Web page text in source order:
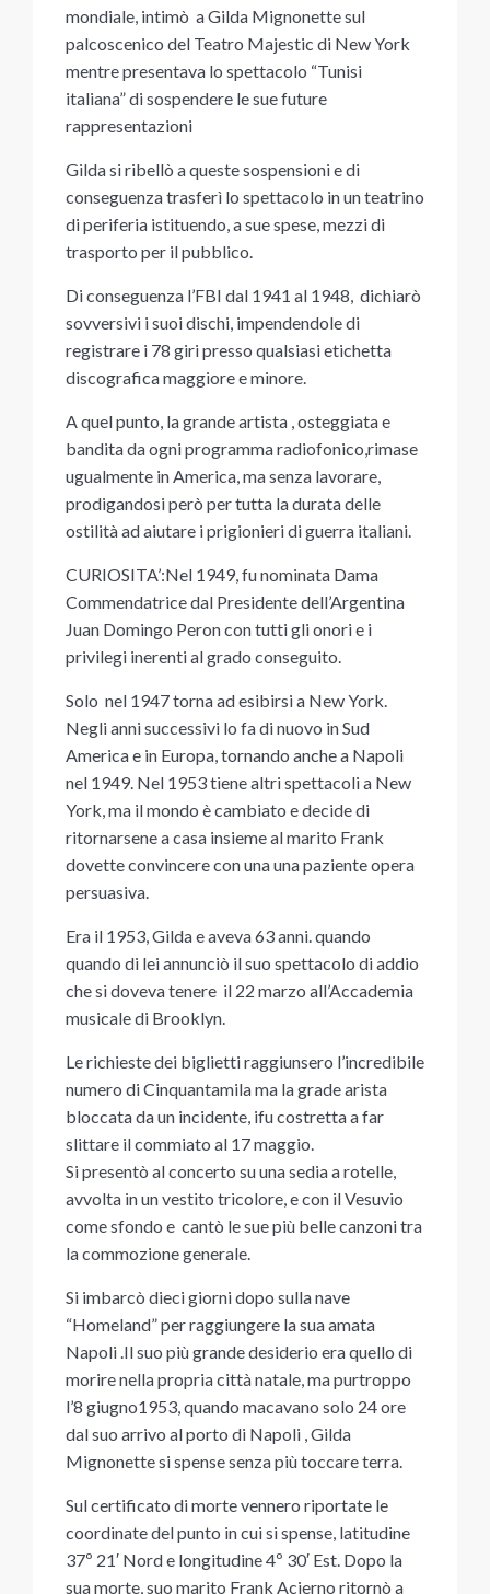
mondiale, intimò a Gilda Mignonette sul
palcoscenico del Teatro Majestic di New York
mentre presentava lo spettacolo “Tunisi
italiana” di sospendere le sue future
rappresentazioni
Gilda si ribellò a queste sospensioni e di
conseguenza trasferì lo spettacolo in un teatrino
di periferia istituendo, a sue spese, mezzi di
trasporto per il pubblico.
Di conseguenza l’FBI dal 1941 al 1948, dichiarò
sovversivi i suoi dischi, impendendole di
registrare i 78 giri presso qualsiasi etichetta
discografica maggiore e minore.
A quel punto, la grande artista , osteggiata e
bandita da ogni programma radiofonico,rimase
ugualmente in America, ma senza lavorare,
prodigandosi però per tutta la durata delle
ostilità ad aiutare i prigionieri di guerra italiani.
CURIOSITA’:Nel 1949, fu nominata Dama
Commendatrice dal Presidente dell’Argentina
Juan Domingo Peron con tutti gli onori e i
privilegi inerenti al grado conseguito.
Solo nel 1947 torna ad esibirsi a New York.
Negli anni successivi lo fa di nuovo in Sud
America e in Europa, tornando anche a Napoli
nel 1949. Nel 1953 tiene altri spettacoli a New
York, ma il mondo è cambiato e decide di
ritornarsene a casa insieme al marito Frank
dovette convincere con una una paziente opera
persuasiva.
Era il 1953, Gilda e aveva 63 anni. quando
quando di lei annunciò il suo spettacolo di addio
che si doveva tenere il 22 marzo all’Accademia
musicale di Brooklyn.
Le richieste dei biglietti raggiunsero l’incredibile
numero di Cinquantamila ma la grade arista
bloccata da un incidente, ifu costretta a far
slittare il commiato al 17 maggio.
Si presentò al concerto su una sedia a rotelle,
avvolta in un vestito tricolore, e con il Vesuvio
come sfondo e cantò le sue più belle canzoni tra
la commozione generale.
Si imbarcò dieci giorni dopo sulla nave
“Homeland” per raggiungere la sua amata
Napoli .Il suo più grande desiderio era quello di
morire nella propria città natale, ma purtroppo
l’8 giugno1953, quando macavano solo 24 ore
dal suo arrivo al porto di Napoli , Gilda
Mignonette si spense senza più toccare terra.
Sul certificato di morte vennero riportate le
coordinate del punto in cui si spense, latitudine
37º 21′ Nord e longitudine 4º 30′ Est. Dopo la
sua morte, suo marito Frank Acierno ritornò a